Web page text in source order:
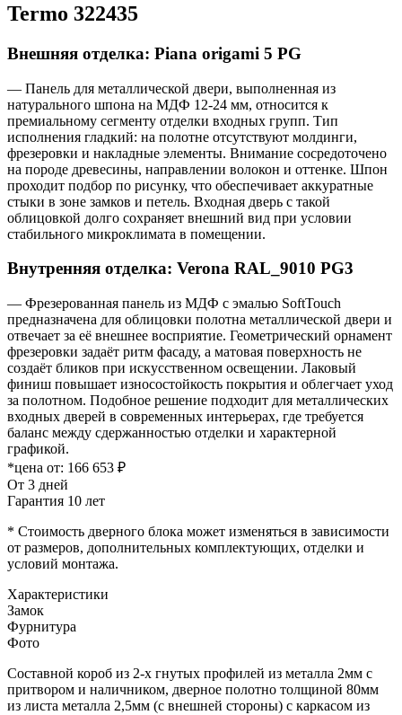
Termo 322435
Внешняя отделка: Piana origami 5 PG
— Панель для металлической двери, выполненная из
натурального шпона на МДФ 12-24 мм, относится к
премиальному сегменту отделки входных групп. Тип
исполнения гладкий: на полотне отсутствуют молдинги,
фрезеровки и накладные элементы. Внимание сосредоточено
на породе древесины, направлении волокон и оттенке. Шпон
проходит подбор по рисунку, что обеспечивает аккуратные
стыки в зоне замков и петель. Входная дверь с такой
облицовкой долго сохраняет внешний вид при условии
стабильного микроклимата в помещении.
Внутренняя отделка: Verona RAL_9010 PG3
— Фрезерованная панель из МДФ с эмалью SoftTouch
предназначена для облицовки полотна металлической двери и
отвечает за её внешнее восприятие. Геометрический орнамент
фрезеровки задаёт ритм фасаду, а матовая поверхность не
создаёт бликов при искусственном освещении. Лаковый
финиш повышает износостойкость покрытия и облегчает уход
за полотном. Подобное решение подходит для металлических
входных дверей в современных интерьерах, где требуется
баланс между сдержанностью отделки и характерной
графикой.
*цена от: 166 653 ₽
От 3 дней
Гарантия 10 лет
* Стоимость дверного блока может изменяться в зависимости
от размеров, дополнительных комплектующих, отделки и
условий монтажа.
Характеристики
Замок
Фурнитура
Фото
Составной короб из 2-х гнутых профилей из металла 2мм с
притвором и наличником, дверное полотно толщиной 80мм
из листа металла 2,5мм (с внешней стороны) c каркасом из